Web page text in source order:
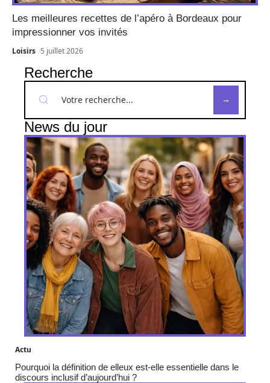
Les meilleures recettes de l’apéro à Bordeaux pour
impressionner vos invités
Loisirs 5 juillet 2026
Recherche
News du jour
Actu
Pourquoi la définition de elleux est-elle essentielle dans le
discours inclusif d’aujourd’hui ?